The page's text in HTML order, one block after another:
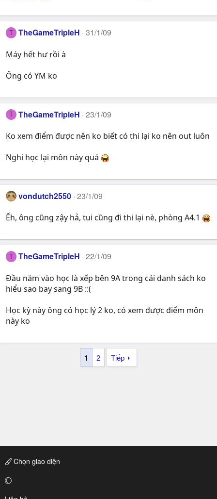
T TheGameTripleH 31/1/09
Máy hết hư rồi à
Ông có YM ko
T TheGameTripleH 23/1/09
Ko xem điểm được nên ko biết có thi lại ko nên out luôn
Nghi học lại môn này quá
vondutch2550 23/1/09
Ếh, ông cũng zậy hả, tui cũng đi thi lại nè, phòng A4.1
T TheGameTripleH 22/1/09
Đầu năm vào học là xếp bên 9A trong cái danh sách ko
hiểu sao bay sang 9B ::(
Học kỳ này ông có học lý 2 ko, có xem được điểm môn
này ko
1 2 Tiếp
Chọn giao diện